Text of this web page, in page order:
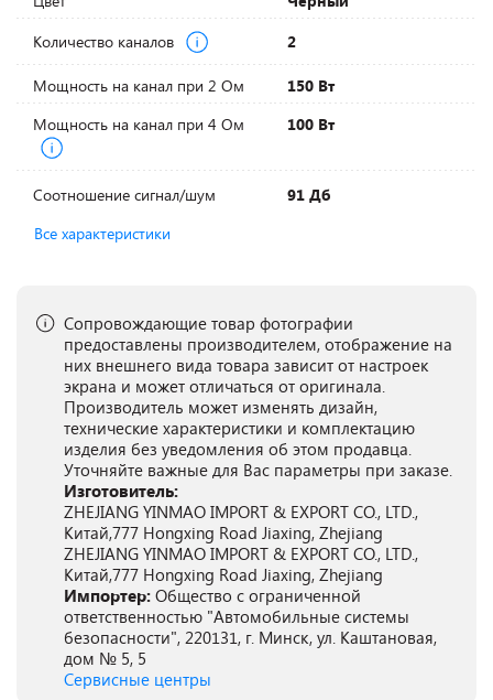
Количество каналов
2
Мощность на канал при 2 Ом
150 Вт
Мощность на канал при 4 Ом
100 Вт
Соотношение сигнал/шум
91 Дб
Все характеристики
Сопровождающие товар фотографии
предоставлены производителем, отображение на
них внешнего вида товара зависит от настроек
экрана и может отличаться от оригинала.
Производитель может изменять дизайн,
технические характеристики и комплектацию
изделия без уведомления об этом продавца.
Уточняйте важные для Вас параметры при заказе.
Изготовитель:
ZHEJIANG YINMAO IMPORT & EXPORT CO., LTD.,
Китай,777 Hongxing Road Jiaxing, Zhejiang
ZHEJIANG YINMAO IMPORT & EXPORT CO., LTD.,
Китай,777 Hongxing Road Jiaxing, Zhejiang
Импортер: Общество с ограниченной
ответственностью "Автомобильные системы
безопасности", 220131, г. Минск, ул. Каштановая,
дом № 5, 5
Сервисные центры